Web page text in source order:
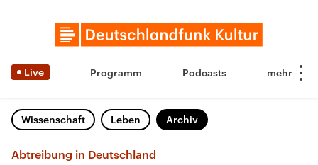
Live Programm Podcasts
Wissenschaft Leben Archiv
Abtreibung in Deutschland